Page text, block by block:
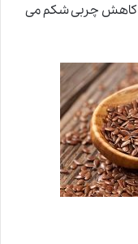
کاهش چربی شکم می